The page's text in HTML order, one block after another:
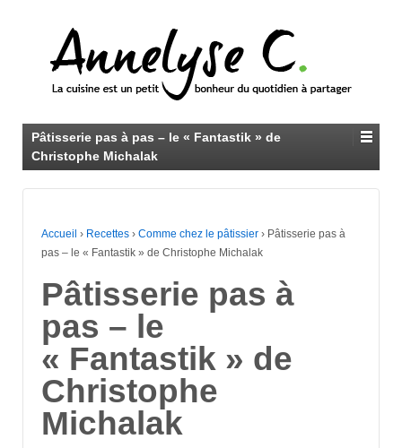
Pâtisserie pas à pas – le « Fantastik » de
Christophe Michalak
Accueil › Recettes › Comme chez le pâtissier › Pâtisserie pas à
pas – le « Fantastik » de Christophe Michalak
Pâtisserie pas à
pas – le
« Fantastik » de
Christophe
Michalak